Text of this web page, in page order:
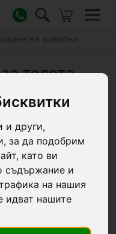
и други,
за да подобрим
като ви
съдържание и
на нашия
идват нашите
на животни
телета